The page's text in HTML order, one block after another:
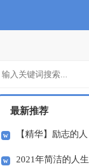
最新推荐
【精华】励志的人
生格言69条
2021年简洁的人生